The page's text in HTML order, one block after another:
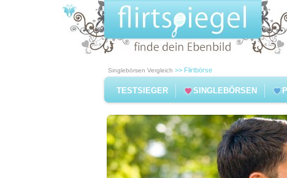
Singlebörsen Vergleich >> Flirtbörse
TESTSIEGER SINGLEBÖRSEN